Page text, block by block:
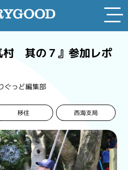
村 其の７』参加レポ
ぐっど編集部
移住 西海支局